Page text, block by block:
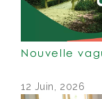
Nouvelle
12 Juin, 2026